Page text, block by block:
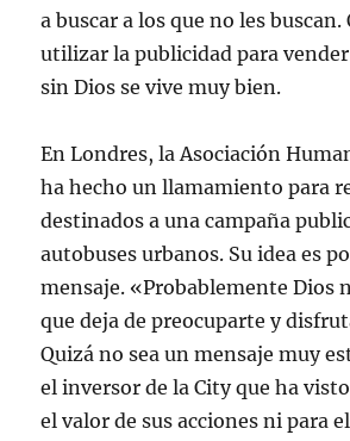
a buscar a los que no les buscan.
utilizar la publicidad para vender
sin Dios se vive muy bien.
En Londres, la Asociación
ha hecho un llamamiento para
destinados a una campaña
autobuses urbanos. Su idea es
mensaje. «Probablemente Dios
que deja de preocuparte y
Quizá no sea un mensaje muy
el inversor de la City que ha
el valor de sus acciones ni para